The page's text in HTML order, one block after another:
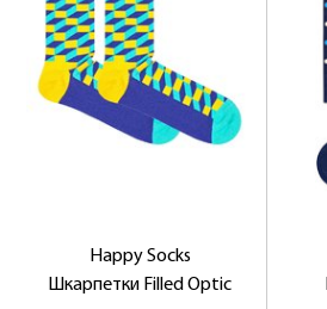
Happy Socks
Шкарпетки Filled Optic